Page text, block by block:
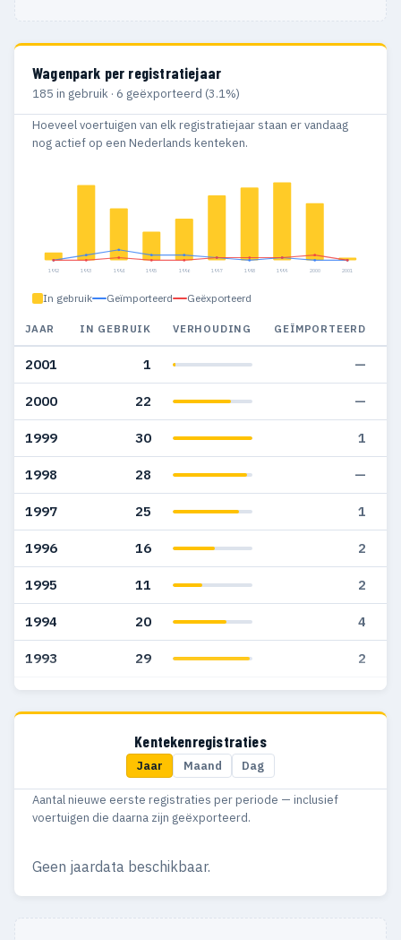
Wagenpark per registratiejaar
185 in gebruik · 6 geëxporteerd (3.1%)
Hoeveel voertuigen van elk registratiejaar staan er vandaag
nog actief op een Nederlands kenteken.
1992 1993 1994 1995 1996 1997 1998 1999 2000 2001
In gebruik Geïmporteerd Geëxporteerd
JAAR IN GEBRUIK VERHOUDING GEÏMPORTEERD
2001 1 —
2000 22 —
1999 30 1
1998 28 —
1997 25 1
1996 16 2
1995 11 2
1994 20 4
1993 29 2
1992 3 —
Kentekenregistraties
Jaar Maand Dag
Aantal nieuwe eerste registraties per periode — inclusief
voertuigen die daarna zijn geëxporteerd.
Geen jaardata beschikbaar.